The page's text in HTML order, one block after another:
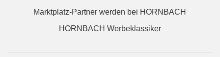
Marktplatz-Partner werden bei HORNBACH
HORNBACH Werbeklassiker